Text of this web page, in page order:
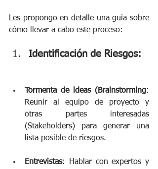
Les propongo en detalle una guia sobre
cómo llevar a cabo este proceso:
Identificación de Riesgos:
Tormenta de ideas (Brainstorming:
Reunir al equipo de proyecto y
otras partes interesadas
(Stakeholders) para generar una
lista posible de riesgos.
Entrevistas: Hablar con expertos y